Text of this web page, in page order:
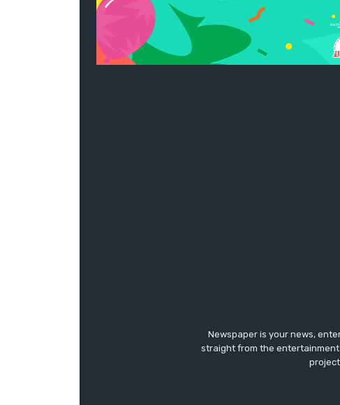
Newspaper is your news,
straight from the entertainment